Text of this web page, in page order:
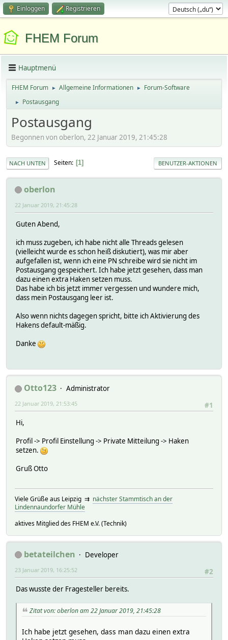
Einloggen Registrieren
FHEM Forum
Hauptmenü
FHEM Forum ► Allgemeine Informationen ► Forum-Software
► Postausgang
Postausgang
Begonnen von oberlon, 22 Januar 2019, 21:45:28
NACH UNTEN Seiten 1 BENUTZER-AKTIONEN
oberlon
22 Januar 2019, 21:45:28
Guten Abend,
ich muss zugeben, ich habe nicht alle Threads gelesen
(vielleicht wurde es schon heiß diskutiert), was mir aber
aufgefallen ist, wenn ich eine PN schreibe wird sie nicht im
Postausgang gespeichert. Ich habe jetzt gesehen, dass man
dazu einen extra Haken setzen muss.
Das habe ich bis jetzt immer vergessen und wundere mich,
dass mein Postausgang leer ist.
Also wenn nichts dagegen spricht, bitte ich Aktivierung des
Hakens default-mäßig.
Danke
Otto123
Administrator
#1
22 Januar 2019, 21:53:45
Hi,
Profil -> Profil Einstellung -> Private Mitteilung -> Haken
setzen.
Gruß Otto
Viele Grüße aus Leipzig ⇉ nächster Stammtisch an der
Lindennaundorfer Mühle
aktives Mitglied des FHEM e.V. (Technik)
betateilchen
Developer
#2
23 Januar 2019, 16:25:52
Das wusste der Fragesteller bereits.
Zitat von: oberlon am 22 Januar 2019, 21:45:28
Ich habe jetzt gesehen, dass man dazu einen extra